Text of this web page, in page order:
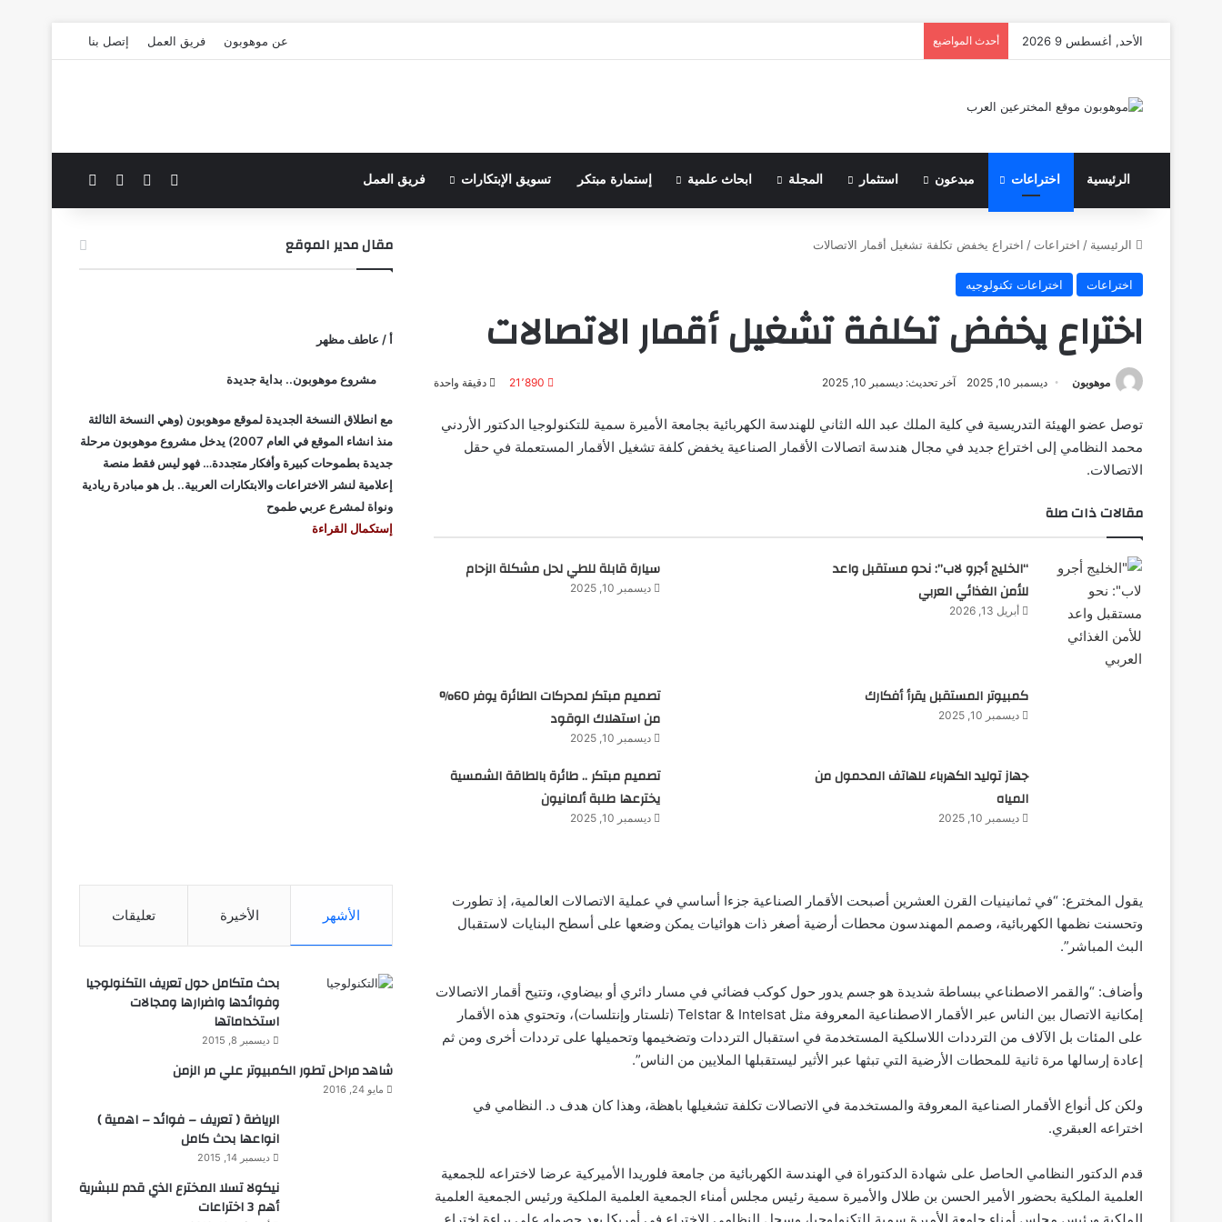
الأحد, أغسطس 9 2026 أحدث المواضيع عن موهوبون فريق العمل إتصل بنا
الرئيسية اختراعات مبدعون استثمار المجلة ابحاث علمية إستمارة مبتكر تسويق الإبتكارات فريق العمل فيسبوك الوضع المظلم
الرئيسية / اختراعات / اختراع يخفض تكلفة تشغيل أقمار الاتصالات
اختراعات اختراعات تكنولوجيه
اختراع يخفض تكلفة تشغيل أقمار الاتصالات
موهوبون ديسمبر 10, 2025 آخر تحديث: ديسمبر 10, 2025 21٬890 دقيقة واحدة
توصل عضو الهيئة التدريسية في كلية الملك عبد الله الثاني للهندسة الكهربائية بجامعة الأميرة سمية للتكنولوجيا الدكتور الأردني
محمد النظامي إلى اختراع جديد في مجال هندسة اتصالات الأقمار الصناعية يخفض كلفة تشغيل الأقمار المستعملة في حقل
الاتصالات.
مقالات ذات صلة
“الخليج أجرو لاب”: نحو مستقبل واعد
للأمن الغذائي العربي
أبريل 13, 2026
سيارة قابلة للطي لحل مشكلة الزحام
ديسمبر 10, 2025
كمبيوتر المستقبل يقرأ أفكارك
ديسمبر 10, 2025
تصميم مبتكر لمحركات الطائرة يوفر 60%
من استهلاك الوقود
ديسمبر 10, 2025
جهاز توليد الكهرباء للهاتف المحمول من
المياه
ديسمبر 10, 2025
تصميم مبتكر .. طائرة بالطاقة الشمسية
يخترعها طلبة ألمانيون
ديسمبر 10, 2025
يقول المخترع: “في ثمانينيات القرن العشرين أصبحت الأقمار الصناعية جزءا أساسي في عملية الاتصالات العالمية، إذ تطورت
وتحسنت نظمها الكهربائية، وصمم المهندسون محطات أرضية أصغر ذات هوائيات يمكن وضعها على أسطح البنايات لاستقبال
البث المباشر”.
وأضاف: “والقمر الاصطناعي ببساطة شديدة هو جسم يدور حول كوكب فضائي في مسار دائري أو بيضاوي، وتتيح أقمار الاتصالات
إمكانية الاتصال بين الناس عبر الأقمار الاصطناعية المعروفة مثل Telstar & Intelsat (تلستار وإنتلسات)، وتحتوي هذه الأقمار
على المئات بل الآلاف من الترددات اللاسلكية المستخدمة في استقبال الترددات وتضخيمها وتحميلها على ترددات أخرى ومن ثم
إعادة إرسالها مرة ثانية للمحطات الأرضية التي تبثها عبر الأثير ليستقبلها الملايين من الناس”.
ولكن كل أنواع الأقمار الصناعية المعروفة والمستخدمة في الاتصالات تكلفة تشغيلها باهظة، وهذا كان هدف د. النظامي في
اختراعه العبقري.
قدم الدكتور النظامي الحاصل على شهادة الدكتوراة في الهندسة الكهربائية من جامعة فلوريدا الأميركية عرضا لاختراعه للجمعية
العلمية الملكية بحضور الأمير الحسن بن طلال والأميرة سمية رئيس مجلس أمناء الجمعية العلمية الملكية ورئيس الجمعية العلمية
مقال مدير الموقع
أ / عاطف مظهر
مشروع موهوبون.. بداية جديدة
مع انطلاق النسخة الجديدة لموقع موهوبون (وهي النسخة الثالثة
منذ انشاء الموقع في العام 2007) يدخل مشروع موهوبون مرحلة
جديدة بطموحات كبيرة وأفكار متجددة… فهو ليس فقط منصة
إعلامية لنشر الاختراعات والابتكارات العربية.. بل هو مبادرة ريادية
ونواة لمشرع عربي طموح
إستكمال القراءة
الأشهر الأخيرة تعليقات
بحث متكامل حول تعريف التكنولوجيا
وفوائدها واضرارها ومجالات
استخداماتها
ديسمبر 8, 2015
شاهد مراحل تطور الكمبيوتر علي مر الزمن
مايو 24, 2016
الرياضة ( تعريف – فوائد – اهمية )
انواعها بحث كامل
ديسمبر 14, 2015
نيكولا تسلا المخترع الذي قدم للبشرية
أهم 3 اختراعات